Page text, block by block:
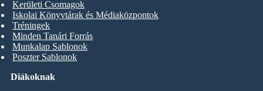
Diákoknak
Kerületi Csomagok
Iskolai Könyvtárak és Médiaközpontok
Tréningek
Minden Tanári Forrás
Munkalap Sablonok
Poszter Sablonok